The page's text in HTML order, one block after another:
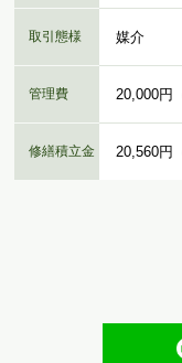
取引態様 媒介
管理費 20,000円
修繕積立金 20,560円